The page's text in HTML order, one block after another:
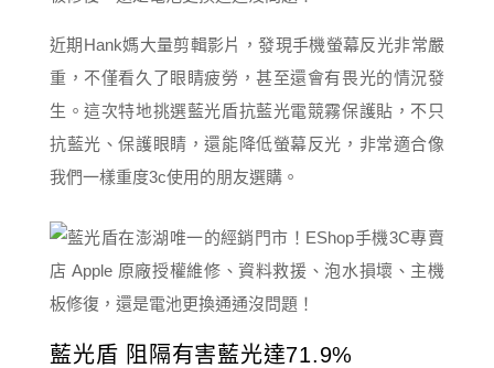
近期Hank媽大量剪輯影片，發現手機螢幕反光非常嚴
重，不僅看久了眼睛疲勞，甚至還會有畏光的情況發
生。這次特地挑選藍光盾抗藍光電競霧保護貼，不只
抗藍光、保護眼睛，還能降低螢幕反光，非常適合像
我們一樣重度3c使用的朋友選購。
藍光盾 阻隔有害藍光達71.9%